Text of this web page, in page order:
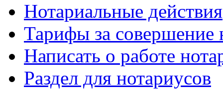
Нотариальные действия
Тарифы за совершение
Написать о работе
Раздел для нотариусов